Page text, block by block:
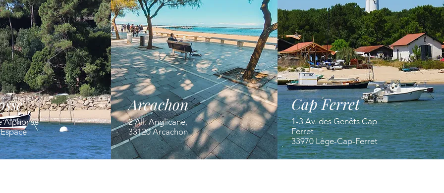
Alphonse
Arcachon
2 All. Anglicane,
33120 Arcachon
Cap Ferret
1-3 Av. des Genêts Cap
Ferret
33970 Lège-Cap-Ferret